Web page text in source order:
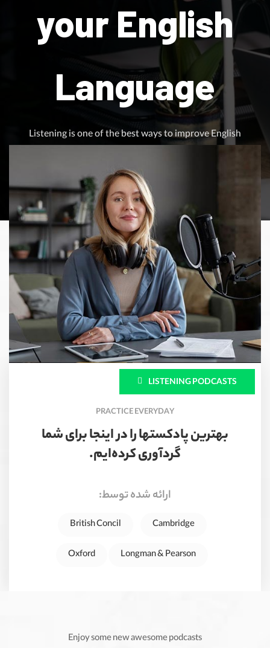
your English
Language
Listening is one of the best ways to improve English
LISTENING PODCASTS
PRACTICE EVERYDAY
بهترین پادکستها را در اینجا برای شما
گردآوری کرده‌ایم.
ارائه شده توسط:
Cambridge
British Concil
Longman & Pearson
Oxford
Enjoy some new awesome podcasts